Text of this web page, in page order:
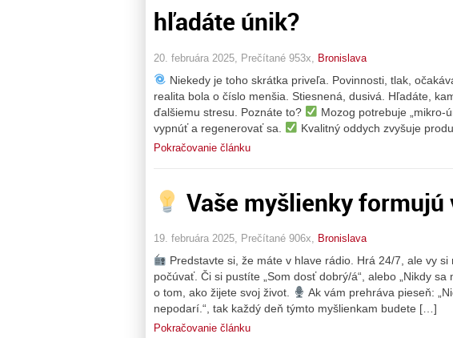
hľadáte únik?
20. februára 2025, Prečítané 953x, Bronislava
Niekedy je toho skrátka priveľa. Povinnosti, tlak,
realita bola o číslo menšia. Stiesnená, dusivá. Hľadáte,
ďalšiemu stresu. Poznáte to?
Mozog potrebuje „mikro-
vypnúť a regenerovať sa.
Kvalitný oddych zvyšuje
Pokračovanie článku
Vaše myšlienky formujú
19. februára 2025, Prečítané 906x, Bronislava
Predstavte si, že máte v hlave rádio. Hrá 24/7, ale vy
počúvať. Či si pustíte „Som dosť dobrý/á“, alebo „Nikdy
o tom, ako žijete svoj život.
Ak vám prehráva pieseň:
nepodarí.“, tak každý deň týmto myšlienkam budete […]
Pokračovanie článku